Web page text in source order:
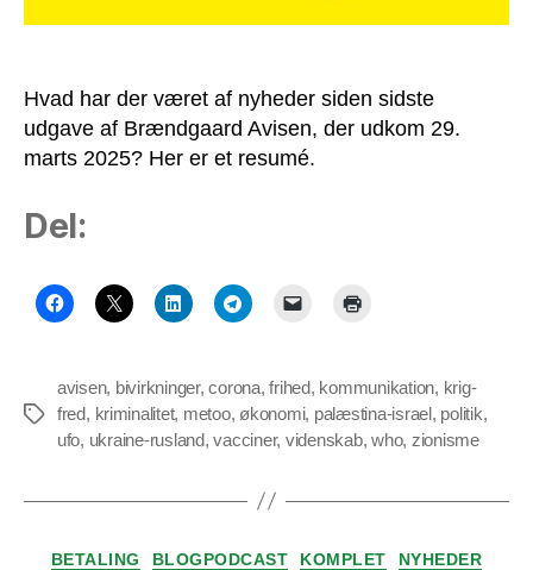
politik
Hvad har der været af nyheder siden sidste
udgave af Brændgaard Avisen, der udkom 29.
marts 2025? Her er et resumé.
Del:
Tags
avisen, bivirkninger,corona,frihed, kommunikation, krig-
fred, kriminalitet, metoo, økonomi, palæstina-israel, politik,
ufo, ukraine-rusland,vacciner, videnskab,who, zionisme
Kategorier
BETALING BLOGPODCAST KOMPLET
NYHEDER